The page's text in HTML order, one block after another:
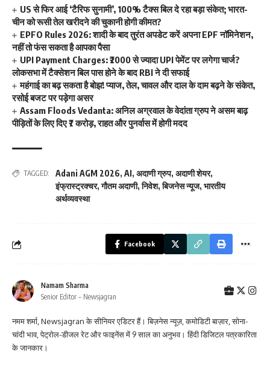
US से फिर आई ‘टैरिफ सुनामी’, 100% टैक्स बिल दे रहा बड़ा संकेत; भारत-
चीन को रूसी तेल खरीदने की चुकानी होगी कीमत?
EPFO Rules 2026: शादी के बाद तुरंत अपडेट करें अपना EPF नॉमिनेशन,
नहीं तो फंस सकता है आपका पैसा
UPI Payment Charges: ₹2000 से ज्यादा UPI पेमेंट पर लगेगा चार्ज?
लोकसभा में टैक्सेशन बिल पास होने के बाद RBI ने दी सफाई
महंगाई का बढ़ सकता है बोझ! प्याज, तेल, चावल और दाल के दाम बढ़ने के संकेत,
रसोई बजट पर पड़ेगा असर
Assam Floods Vedanta: अनिल अग्रवाल के वेदांता ग्रुप ने असम बाढ़
पीड़ितों के लिए दिए ₹7 करोड़, राहत और पुनर्वास में होगी मदद
TAGGED: Adani AGM 2026, AI, अदाणी ग्रुप, अदाणी शेयर,
इंफ्रास्ट्रक्चर,गौतम अदाणी,निवेश,बिजनेस न्यूज, भारतीय
अर्थव्यवस्था
Facebook
Namam Sharma
Senior Editor – Newsjagran
नमम शर्मा, Newsjagran के सीनियर एडिटर हैं। बिज़नेस न्यूज़, कमोडिटी बाज़ार, सोना-
चांदी भाव, पेट्रोल-डीजल रेट और फाइनेंस में 9 साल का अनुभव। हिंदी डिजिटल पत्रकारिता
के जानकार।